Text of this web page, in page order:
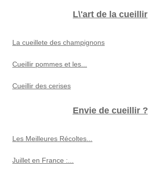
L\'art de la cueillir
La cueillete des champignons
Cueillir pommes et les...
Cueillir des cerises
Envie de cueillir ?
Les Meilleures Récoltes...
Juillet en France :...